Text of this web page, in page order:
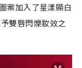
案加入了星漾顯白
雙唇閃爍妝效之